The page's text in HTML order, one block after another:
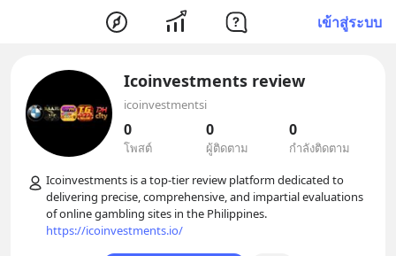
เข้าสู่ระบบ
Icoinvestments review
icoinvestmentsi
0
โพสต์
0
ผู้ติดตาม
0
กำลังติดตาม
Icoinvestments is a top-tier review platform dedicated to
delivering precise, comprehensive, and impartial evaluations
https://icoinvestments.io/